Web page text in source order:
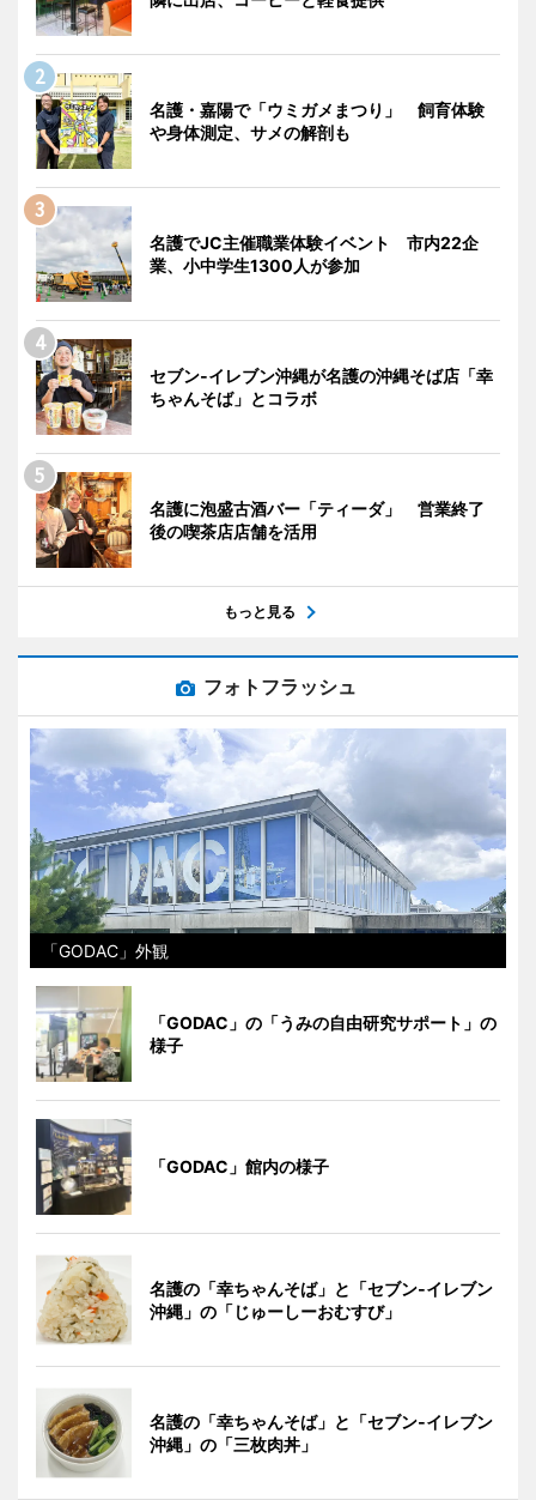
名護・嘉陽で「ウミガメまつり」 飼育体験
や身体測定、サメの解剖も
名護でJC主催職業体験イベント 市内22企
業、小中学生1300人が参加
セブン‐イレブン沖縄が名護の沖縄そば店「幸
ちゃんそば」とコラボ
名護に泡盛古酒バー「ティーダ」 営業終了
後の喫茶店店舗を活用
もっと見る
フォトフラッシュ
「GODAC」外観
「GODAC」の「うみの自由研究サポート」の
様子
「GODAC」館内の様子
名護の「幸ちゃんそば」と「セブン‐イレブン
沖縄」の「じゅーしーおむすび」
名護の「幸ちゃんそば」と「セブン‐イレブン
沖縄」の「三枚肉丼」